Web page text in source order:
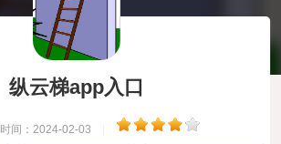
纵云梯app入口
时间：2024-02-03